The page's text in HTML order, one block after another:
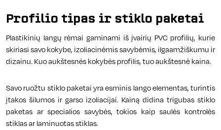
Profilio tipas ir stiklo paketai
Plastikinių langų rėmai gaminami iš įvairių PVC profilių, kurie
skiriasi savo kokybe, izoliacinėmis savybėmis, ilgaamžiškumu ir
dizainu. Kuo aukštesnės kokybės profilis, tuo aukštesnė kaina.
Savo ruožtu stiklo paketai yra esminis lango elementas, turintis
įtakos šilumos ir garso izoliacijai. Kainą didina trigubas stiklo
paketas ar specialios savybės, tokios kaip saulės kontrolės
stiklas ar laminuotas stiklas.